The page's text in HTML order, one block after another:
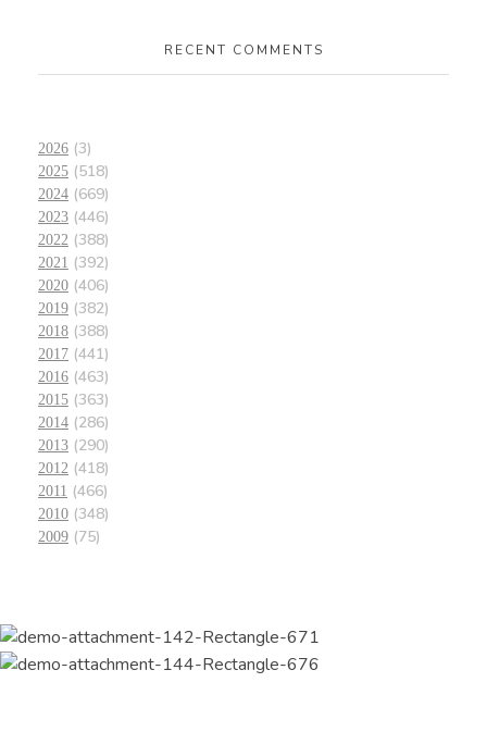
RECENT COMMENTS
2026 (3)
2025 (518)
2024 (669)
2023 (446)
2022 (388)
2021 (392)
2020 (406)
2019 (382)
2018 (388)
2017 (441)
2016 (463)
2015 (363)
2014 (286)
2013 (290)
2012 (418)
2011 (466)
2010 (348)
2009 (75)